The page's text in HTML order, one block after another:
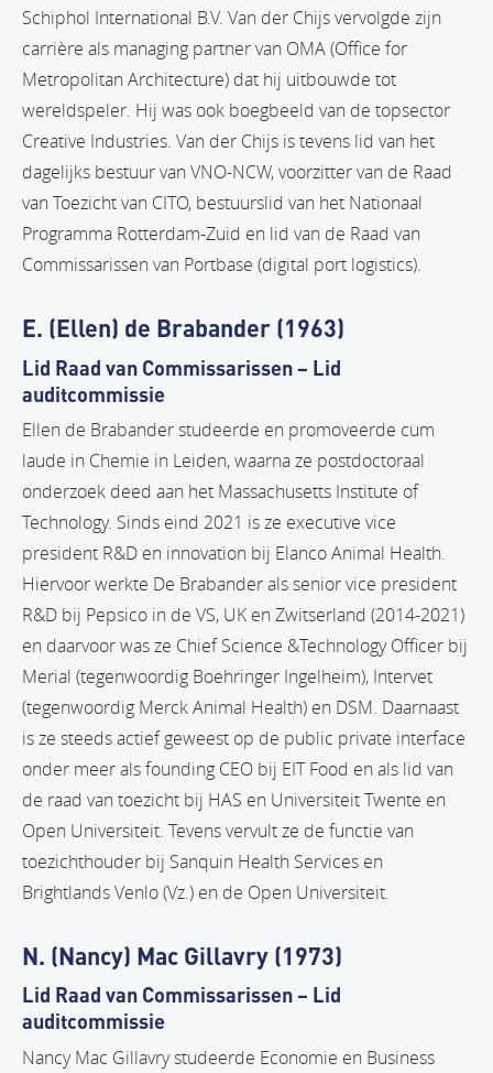
Schiphol International B.V. Van der Chijs vervolgde zijn
carrière als managing partner van OMA (Office for
Metropolitan Architecture) dat hij uitbouwde tot
wereldspeler. Hij was ook boegbeeld van de topsector
Creative Industries. Van der Chijs is tevens lid van het
dagelijks bestuur van VNO-NCW, voorzitter van de Raad
van Toezicht van CITO, bestuurslid van het Nationaal
Programma Rotterdam-Zuid en lid van de Raad van
Commissarissen van Portbase (digital port logistics).
E. (Ellen) de Brabander (1963)
Lid Raad van Commissarissen – Lid
auditcommissie
Ellen de Brabander studeerde en promoveerde cum
laude in Chemie in Leiden, waarna ze postdoctoraal
onderzoek deed aan het Massachusetts Institute of
Technology. Sinds eind 2021 is ze executive vice
president R&D en innovation bij Elanco Animal Health.
Hiervoor werkte De Brabander als senior vice president
R&D bij Pepsico in de VS, UK en Zwitserland (2014-2021)
en daarvoor was ze Chief Science &Technology Officer bij
Merial (tegenwoordig Boehringer Ingelheim), Intervet
(tegenwoordig Merck Animal Health) en DSM. Daarnaast
is ze steeds actief geweest op de public private interface
onder meer als founding CEO bij EIT Food en als lid van
de raad van toezicht bij HAS en Universiteit Twente en
Open Universiteit. Tevens vervult ze de functie van
toezichthouder bij Sanquin Health Services en
Brightlands Venlo (Vz.) en de Open Universiteit.
N. (Nancy) Mac Gillavry (1973)
Lid Raad van Commissarissen – Lid
auditcommissie
Nancy Mac Gillavry studeerde Economie en Business